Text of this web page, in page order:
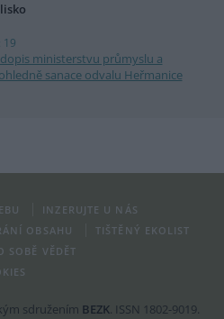
19
ministerstvu průmyslu a
sanace odvalu Heřmanice
INZERUJTE U NÁS
OBSAHU
TIŠTĚNÝ EKOLIST
SOBĚ VĚDĚT
sdružením BEZK . ISSN 1802-9019.